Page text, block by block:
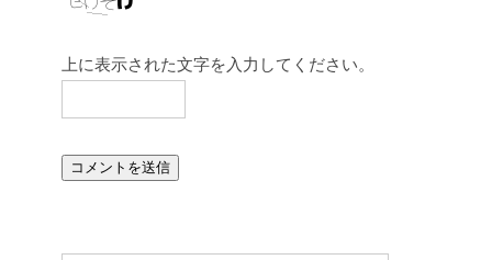
上に表示された文字を入力してください。